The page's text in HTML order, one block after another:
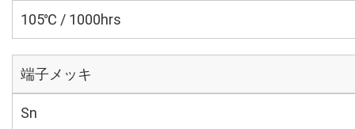
105℃ / 1000hrs
端子メッキ
Sn